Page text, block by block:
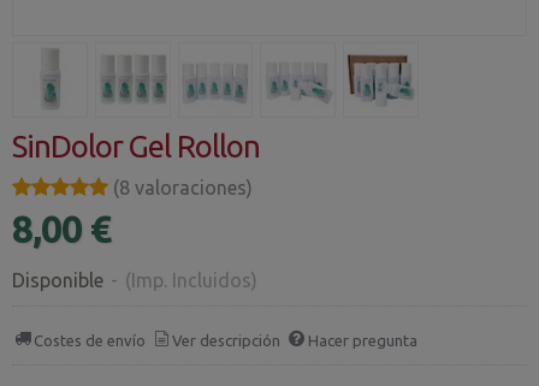
SinDolor Gel Rollon
★★★★★
★★★★★ (8 valoraciones)
8,00 €
Disponible - (Imp. Incluidos)
Costes de envío Ver descripción Hacer pregunta